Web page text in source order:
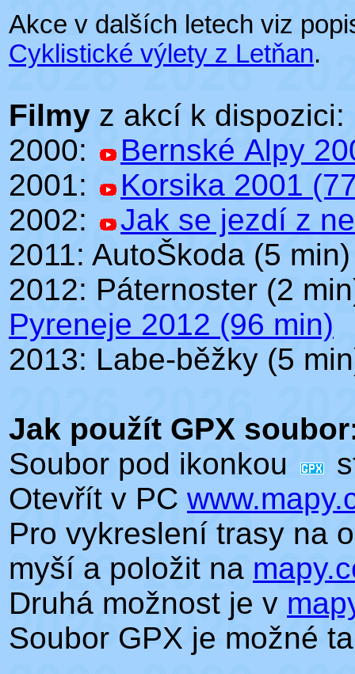
Akce v dalších letech viz
Cyklistické výlety z Letňan.
Filmy z akcí k dispozici:
2000:
Bernské Alpy
2001:
Korsika 2001
2002:
Jak se jezdí z
2011: AutoŠkoda (5 min)
2012: Páternoster (2
Pyreneje 2012 (96 min)
2013: Labe-běžky (5
Jak použít GPX
Soubor pod ikonkou
Otevřít v PC
Pro vykreslení trasy na
myší a položit na
Druhá možnost je v
Soubor GPX je možné